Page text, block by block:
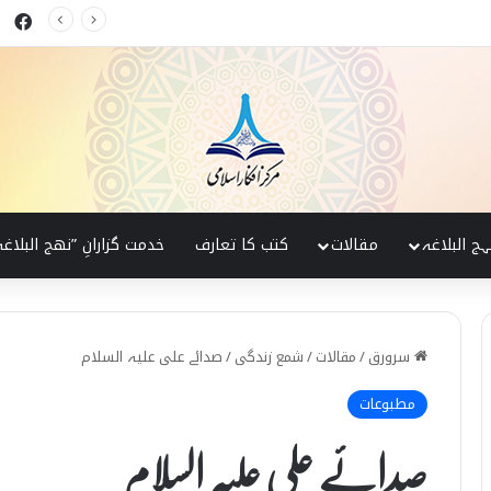
اور ان کا حل
البلاغہ مقالات کتب کا تعارف خدمت گزارانِ ”نھج
سرورق/مقالات/شمع زندگی/صدائے علی علیہ السلام
مطبوعات